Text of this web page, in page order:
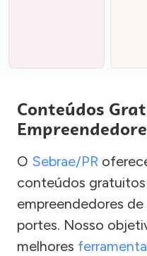
Conteúdos
O Sebrae/PR
conteúdos gratuitos
empreendedores
portes. Nosso
melhores